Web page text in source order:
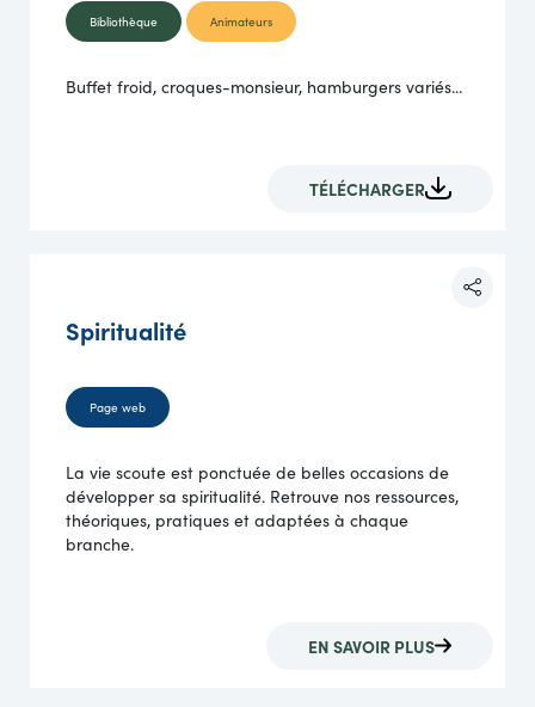
Bibliothèque Animateurs
Buffet froid, croques-monsieur, hamburgers variés...
TÉLÉCHARGER
Spiritualité
Page web
La vie scoute est ponctuée de belles occasions de
développer sa spiritualité. Retrouve nos ressources,
théoriques, pratiques et adaptées à chaque
branche.
EN SAVOIR PLUS